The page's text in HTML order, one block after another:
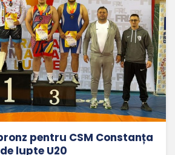
pentru CSM Constanța
lupte U20